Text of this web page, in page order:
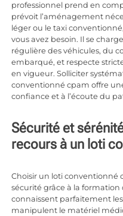
professionnel prend en
prévoit l’aménagement
léger ou le taxi
vous avez besoin. Il se
régulière des véhicules, du
embarqué, et respecte
en vigueur. Solliciter
conventionné cpam offre
confiance et à l’écoute du
Sécurité et
recours à un loti
Choisir un loti conventionné
sécurité grâce à la formation
connaissent parfaitement
manipulent le matériel